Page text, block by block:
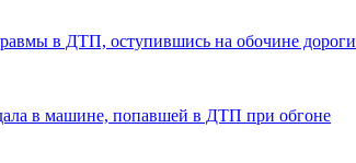
в ДТП, оступившись на обочине дороги
в машине, попавшей в ДТП при обгоне